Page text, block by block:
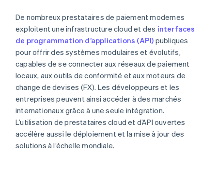
De nombreux prestataires de paiement modernes
exploitent une infrastructure cloud et des interfaces
de programmation d’applications (API) publiques
pour offrir des systèmes modulaires et évolutifs,
capables de se connecter aux réseaux de paiement
locaux, aux outils de conformité et aux moteurs de
change de devises (FX). Les développeurs et les
entreprises peuvent ainsi accéder à des marchés
internationaux grâce à une seule intégration.
L’utilisation de prestataires cloud et d’API ouvertes
accélère aussi le déploiement et la mise à jour des
solutions à l’échelle mondiale.